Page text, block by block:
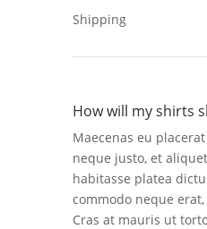
Shipping
How will my shirts
Maecenas eu
neque justo, et
habitasse platea
commodo neque
Cras at mauris ut